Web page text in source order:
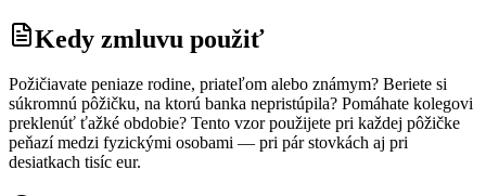
Kedy zmluvu použiť
Požičiavate peniaze rodine, priateľom alebo známym? Beriete si
súkromnú pôžičku, na ktorú banka nepristúpila? Pomáhate kolegovi
preklenúť ťažké obdobie? Tento vzor použijete pri každej pôžičke
peňazí medzi fyzickými osobami — pri pár stovkách aj pri
desiatkach tisíc eur.